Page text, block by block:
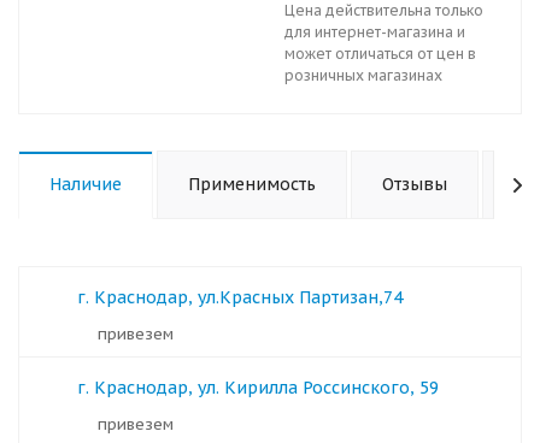
Цена действительна только
для интернет-магазина и
может отличаться от цен в
розничных магазинах
Наличие Применимость Отзывы
г. Краснодар, ул.Красных Партизан,74
Привезем
г. Краснодар, ул. Кирилла Россинского, 59
Привезем